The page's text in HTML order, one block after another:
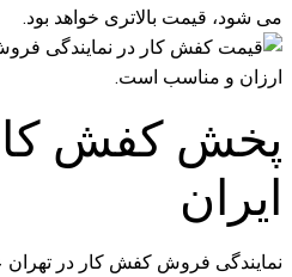
می شود، قیمت بالاتری خواهد بود.
پخش کفش
ایران
نمایندگی فروش کفش کار در تهران